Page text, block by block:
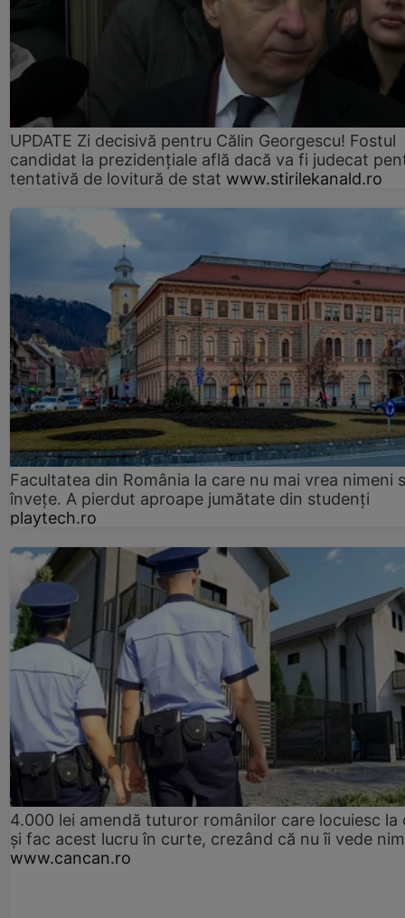
UPDATE Zi decisivă pentru Călin Georgescu! Fostul
candidat la prezidențiale află dacă va fi judecat
tentativă de lovitură de stat www.stirilekanald.ro
Facultatea din România la care nu mai vrea nimeni
înveţe. A pierdut aproape jumătate din studenţi
playtech.ro
4.000 lei amendă tuturor românilor care locuiesc la
și fac acest lucru în curte, crezând că nu îi vede
www.cancan.ro